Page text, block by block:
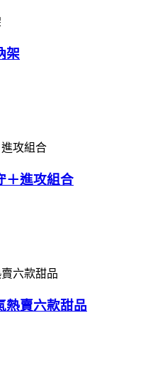
架
＋進攻組合
熱賣六款甜品